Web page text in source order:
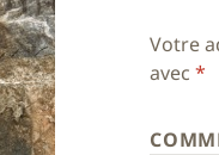
Votre
avec*